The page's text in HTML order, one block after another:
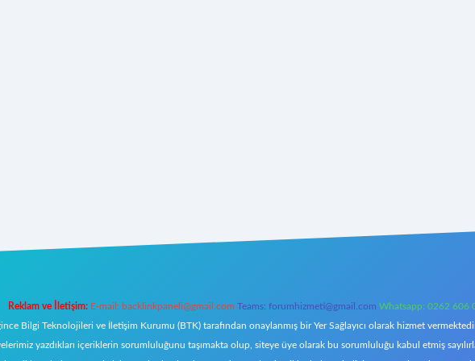
Reklam ve İletişim: E-mail: backlinkpaneli@gmail.com Teams: forumhizmeti@gmail.com Whatsapp: 0262 606
Bilgi Teknolojileri ve İletişim Kurumu (BTK) tarafından onaylanmış bir Yer Sağlayıcı olarak hizmet
yazdıkları içeriklerin sorumluluğunu taşımakta olup, siteye üye olarak bu sorumluluğu kabul etmiş